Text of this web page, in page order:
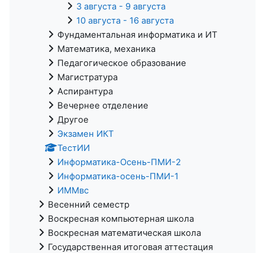
3 августа - 9 августа
10 августа - 16 августа
Фундаментальная информатика и ИТ
Математика, механика
Педагогическое образование
Магистратура
Аспирантура
Вечернее отделение
Другое
Экзамен ИКТ
ТестИИ
Информатика-Осень-ПМИ-2
Информатика-осень-ПМИ-1
ИММвс
Весенний семестр
Воскресная компьютерная школа
Воскресная математическая школа
Государственная итоговая аттестация